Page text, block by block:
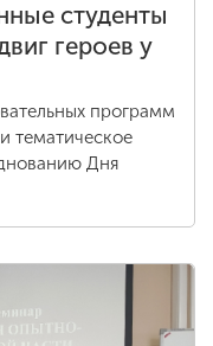
студенты
героев у
программ
тематическое
Дня